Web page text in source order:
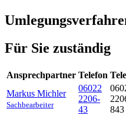
Für Sie zuständig
Ansprechpartner Telefon
Markus Michler
Sachbearbeiter
06022
2206-
43
843